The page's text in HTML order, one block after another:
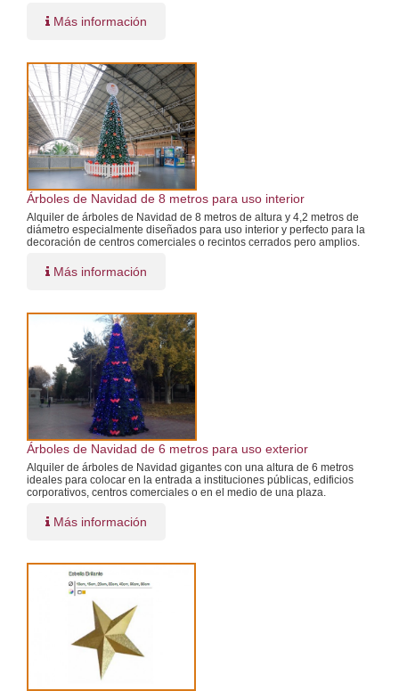
Más información
Árboles de Navidad de 8 metros para uso interior
Alquiler de árboles de Navidad de 8 metros de altura y 4,2 metros de
diámetro especialmente diseñados para uso interior y perfecto para la
decoración de centros comerciales o recintos cerrados pero amplios.
Más información
Árboles de Navidad de 6 metros para uso exterior
Alquiler de árboles de Navidad gigantes con una altura de 6 metros
ideales para colocar en la entrada a instituciones públicas, edificios
corporativos, centros comerciales o en el medio de una plaza.
Más información